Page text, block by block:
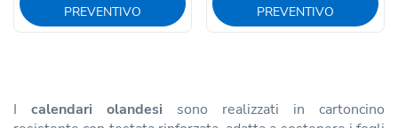
PREVENTIVO
PREVENTIVO
I calendari olandesi sono realizzati in cartoncino